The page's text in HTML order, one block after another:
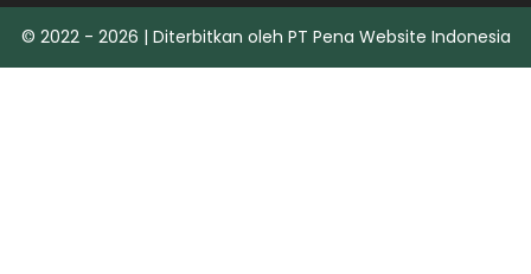
© 2022 - 2026 | Diterbitkan oleh PT Pena Website Indonesia